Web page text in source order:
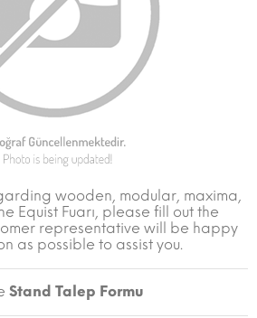
wooden, modular, maxima,
Equist Fuarı, please fill out the
representative will be happy
as possible to assist you.
Stand Talep Formu